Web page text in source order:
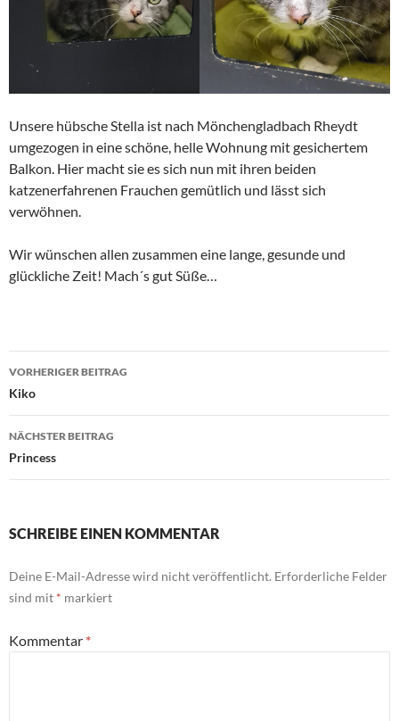
Unsere hübsche Stella ist nach Mönchengladbach Rheydt
umgezogen in eine schöne, helle Wohnung mit gesichertem
Balkon. Hier macht sie es sich nun mit ihren beiden
katzenerfahrenen Frauchen gemütlich und lässt sich
verwöhnen.
Wir wünschen allen zusammen eine lange, gesunde und
glückliche Zeit! Mach´s gut Süße…
Beitragsnavigation
VORHERIGER BEITRAG
Kiko
NÄCHSTER BEITRAG
Princess
SCHREIBE EINEN KOMMENTAR
Deine E-Mail-Adresse wird nicht veröffentlicht. Erforderliche Felder
sind mit * markiert
Kommentar *